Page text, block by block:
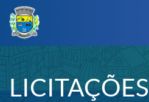
LICITAÇÕES